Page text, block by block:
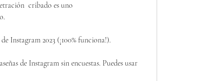
cribado es uno
Instagram 2023 (¡100% funciona!).
de Instagram sin encuestas. Puedes usar